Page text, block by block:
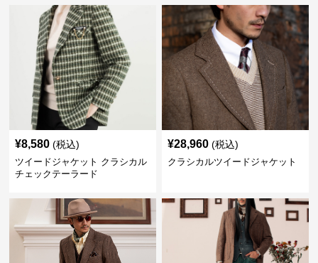
¥8,580 (税込)
ツイードジャケット クラシカル
チェックテーラード
¥28,960 (税込)
クラシカルツイードジャケット